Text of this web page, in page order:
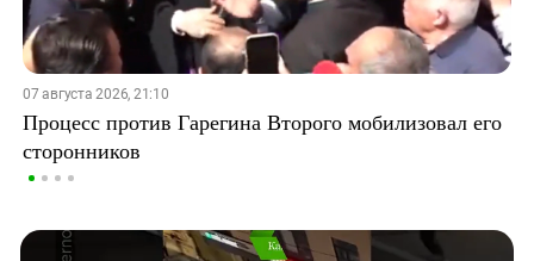
07 августа 2026, 21:10
Процесс против Гарегина Второго мобилизовал его
сторонников